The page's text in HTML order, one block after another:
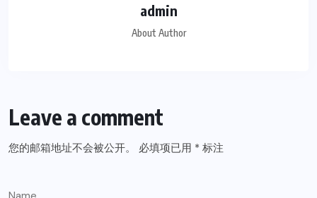
admin
About Author
Leave a comment
您的邮箱地址不会被公开。 必填项已用 * 标注